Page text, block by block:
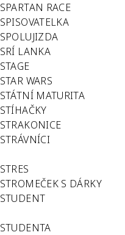
SPARTAN RACE
SPISOVATELKA
SPOLUJIZDA
SRÍ LANKA
STAGE
STAR WARS
STÁTNÍ MATURITA
STÍHAČKY
STRAKONICE
STRÁVNÍCI
STRES
STROMEČEK S DÁRKY
STUDENT
STUDENTA